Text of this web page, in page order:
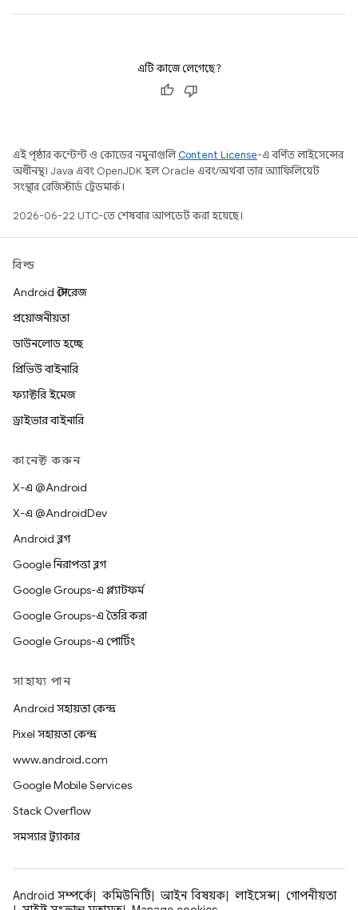
এটি কাজে লেগেছে?
এই পৃষ্ঠার কন্টেন্ট ও কোডের নমুনাগুলিContent License-এ বর্ণিত লাইসেন্সের
অধীনস্থ। Java এবং OpenJDK হল Oracle এবং/অথবা তার অ্যাফিলিয়েট
সংস্থার রেজিস্টার্ড ট্রেডমার্ক।
2026-06-22 UTC-তে শেষবার আপডেট করা হয়েছে।
বিল্ড
Android স্টোরেজ
প্রয়োজনীয়তা
ডাউনলোড হচ্ছে
প্রিভিউ বাইনারি
ফ্যাক্টরি ইমেজ
ড্রাইভার বাইনারি
কানেক্ট করুন
X-এ @Android
X-এ @AndroidDev
Android ব্লগ
Google নিরাপত্তা ব্লগ
Google Groups-এ প্ল্যাটফর্ম
Google Groups-এ তৈরি করা
Google Groups-এ পোর্টিং
সাহায্য পান
Android সহায়তা কেন্দ্র
Pixel সহায়তা কেন্দ্র
www.android.com
Google Mobile Services
Stack Overflow
সমস্যার ট্র্যাকার
Android সম্পর্কে কমিউনিটি আইন বিষয়ক লাইসেন্স
গোপনীয়তা